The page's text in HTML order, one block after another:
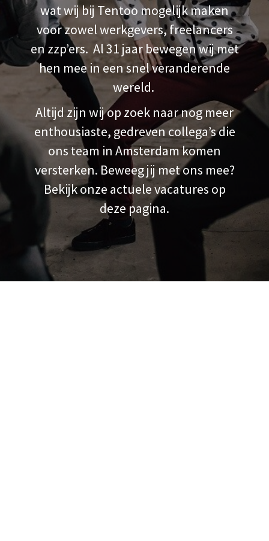
wat wij bij Tentoo mogelijk maken
voor zowel werkgevers, freelancers
en zzp’ers. Al 31 jaar bewegen wij met
hen mee in een snel veranderende
wereld.
Altijd zijn wij op zoek naar nog meer
enthousiaste, gedreven collega’s die
ons team in Amsterdam komen
versterken. Beweeg jij met ons mee?
Bekijk onze actuele vacatures op
deze pagina.